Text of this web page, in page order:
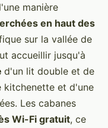
manière
en haut des
sur la vallée de
accueillir jusqu'à
d'un lit double et de
kitchenette et d'une
Les cabanes
Wi-Fi gratuit, ce